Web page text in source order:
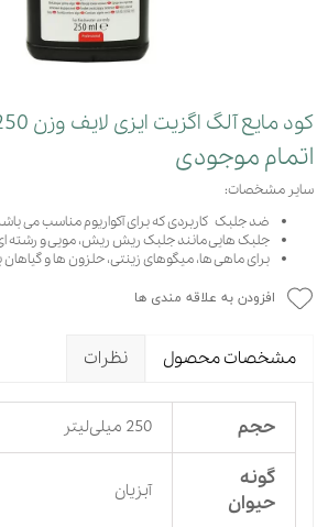
کود مایع آلگ اگزیت ایزی لایف وزن 250 میلی لیتر
اتمام موجودی
سایر مشخصات:
ضد جلبک کاربردی که برای آکواریوم مناسب می
جلبک هایی مانند جلبک ریش ریش، مویی و رشته ای
برای ماهی ها، میگوهای زینتی، حلزون ها و
افزودن به علاقه مندی ها
مشخصات محصول نظرات
حجم 250 میلی‌لیتر
گونه
حیوان
آبزیان